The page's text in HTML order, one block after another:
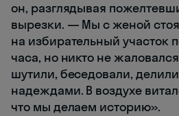
он, разглядывая
вырезки. — Мы с женой
на избирательный участок
часа, но никто не
шутили, беседовали,
надеждами. В воздухе
что мы делаем историю».